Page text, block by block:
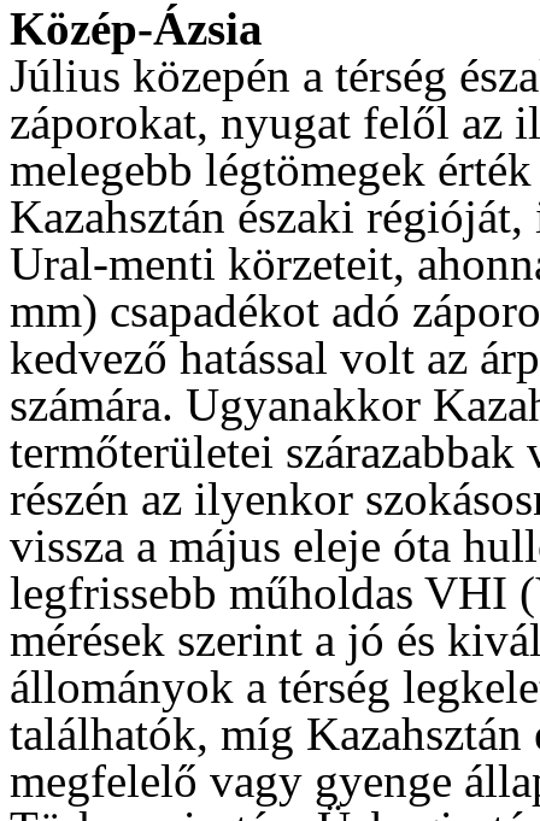
Közép-Ázsia
Július közepén a térség
záporokat, nyugat felől az
melegebb légtömegek
Kazahsztán északi
Ural-menti körzeteit,
mm) csapadékot adó
kedvező hatással volt az
számára. Ugyanakkor
termőterületei
részén az ilyenkor
vissza a május eleje óta
legfrissebb műholdas VHI
mérések szerint a jó és
állományok a térség
találhatók, míg Kazahsztán
megfelelő vagy gyenge